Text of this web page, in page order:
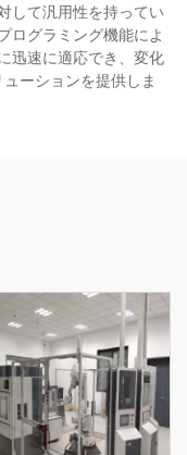
して汎用性を持ってい
ログラミング機能によ
迅速に適応でき、変化
ーションを提供しま